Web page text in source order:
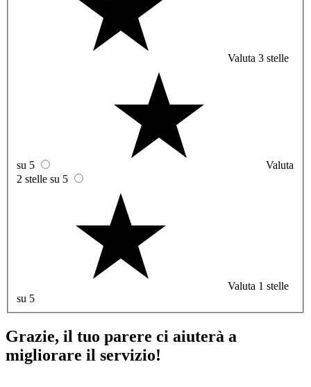
Valuta 3 stelle
su 5
Valuta
2 stelle su 5
Valuta 1 stelle
su 5
Grazie, il tuo parere ci aiuterà a
migliorare il servizio!